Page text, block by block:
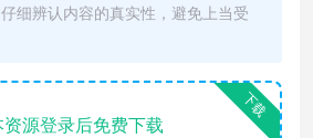
细辨认内容的真实性，避免上当受
下载
资源登录后免费下载